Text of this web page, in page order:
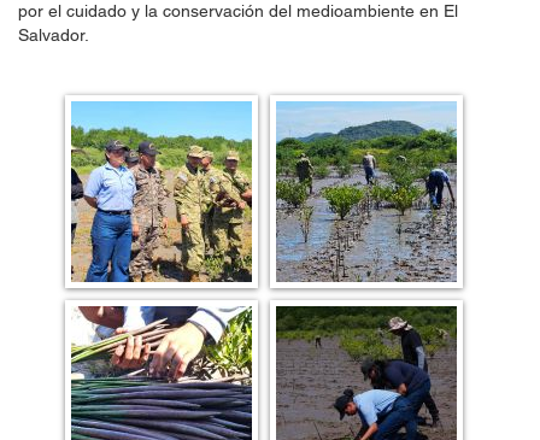
por el cuidado y la conservación del medioambiente en El
Salvador.